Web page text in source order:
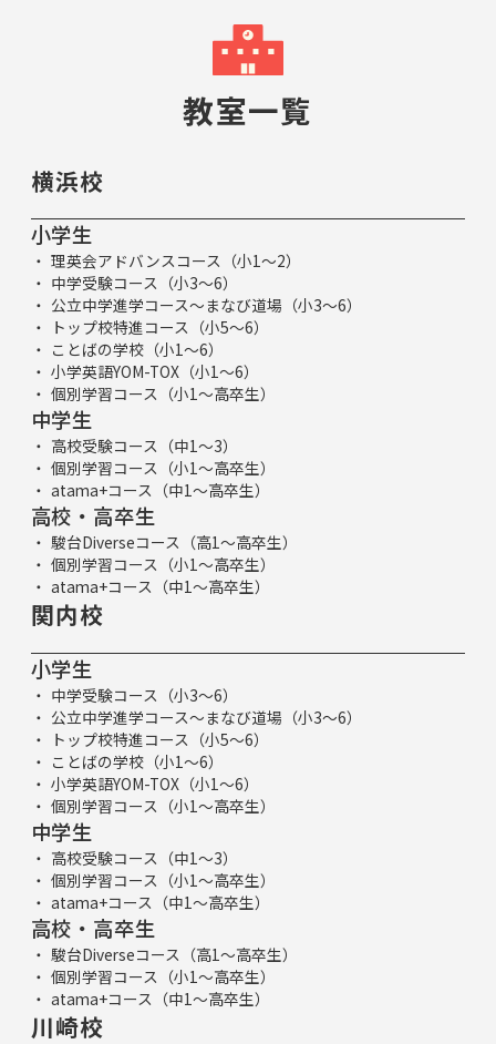
教室一覧
横浜校
小学生
理英会アドバンスコース（小1～2）
中学受験コース（小3～6）
公立中学進学コース～まなび道場（小3～6）
トップ校特進コース（小5～6）
ことばの学校（小1～6）
小学英語YOM-TOX（小1～6）
個別学習コース（小1～高卒生）
中学生
高校受験コース（中1～3）
個別学習コース（小1～高卒生）
atama+コース（中1～高卒生）
高校・高卒生
駿台Diverseコース（高1～高卒生）
個別学習コース（小1～高卒生）
atama+コース（中1～高卒生）
関内校
小学生
中学受験コース（小3～6）
公立中学進学コース～まなび道場（小3～6）
トップ校特進コース（小5～6）
ことばの学校（小1～6）
小学英語YOM-TOX（小1～6）
個別学習コース（小1～高卒生）
中学生
高校受験コース（中1～3）
個別学習コース（小1～高卒生）
atama+コース（中1～高卒生）
高校・高卒生
駿台Diverseコース（高1～高卒生）
個別学習コース（小1～高卒生）
atama+コース（中1～高卒生）
川崎校